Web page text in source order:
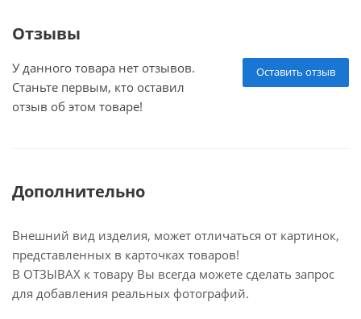
Отзывы
Оставить отзыв
У данного товара нет отзывов.
Станьте первым, кто оставил
отзыв об этом товаре!
Дополнительно
Внешний вид изделия, может отличаться от картинок,
представленных в карточках товаров!
В ОТЗЫВАХ к товару Вы всегда можете сделать запрос
для добавления реальных фотографий.